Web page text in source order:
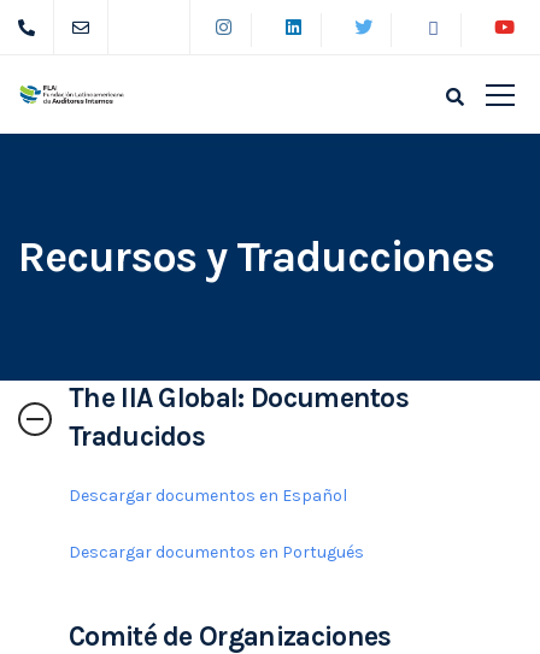
Recursos y Traducciones
The IIA Global: Documentos
Traducidos
Descargar documentos en Español
Descargar documentos en Portugués
Comité de Organizaciones